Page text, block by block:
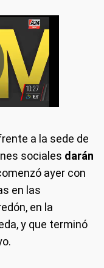
a la sede de
sociales darán
ayer con
en las
en la
y que terminó